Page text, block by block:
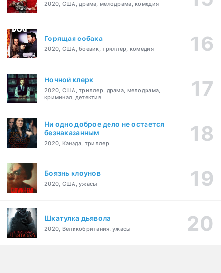
2020, США, драма, мелодрама, комедия
Горящая собака
2020, США, боевик, триллер, комедия
Ночной клерк
2020, США, триллер, драма, мелодрама,
криминал, детектив
Ни одно доброе дело не остается
безнаказанным
2020, Канада, триллер
Боязнь клоунов
2020, США, ужасы
Шкатулка дьявола
2020, Великобритания, ужасы